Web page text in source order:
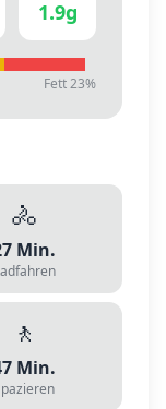
1.9g
Fett23%
🚴
Min.
🚶
Min.